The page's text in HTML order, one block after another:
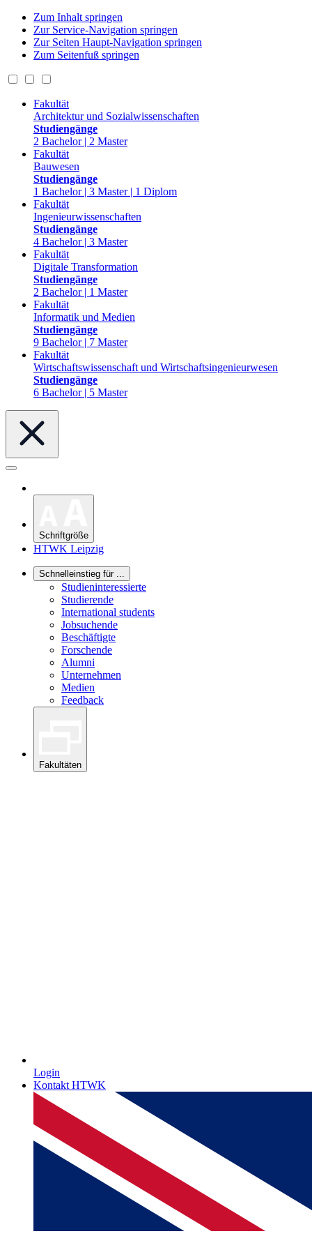
Zum Inhalt springen
Zur Service-Navigation springen
Zur Seiten Haupt-Navigation springen
Zum Seitenfuß springen
Fakultät
Architektur und Sozialwissenschaften
Studiengänge
2 Bachelor | 2 Master
Fakultät
Bauwesen
Studiengänge
1 Bachelor | 3 Master | 1 Diplom
Fakultät
Ingenieurwissenschaften
Studiengänge
4 Bachelor | 3 Master
Fakultät
Digitale Transformation
Studiengänge
2 Bachelor | 1 Master
Fakultät
Informatik und Medien
Studiengänge
9 Bachelor | 7 Master
Fakultät
Wirtschaftswissenschaft und Wirtschaftsingenieurwesen
Studiengänge
6 Bachelor | 5 Master
Schriftgröße
HTWK Leipzig
Schnelleinstieg für ...
Studieninteressierte
Studierende
International students
Jobsuchende
Beschäftigte
Forschende
Alumni
Unternehmen
Medien
Feedback
Fakultäten
Login
Kontakt HTWK